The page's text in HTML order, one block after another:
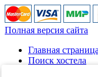
Полная версия сайта
Главная
Поиск хостела